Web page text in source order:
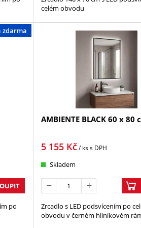
celém obvodu
zdarma
po
AMBIENTE BLACK 60 x 80
5 155 Kč/ kss DPH
Skladem
Zrcadlo s LED podsvícením po
obvodu v černém hliníkovém